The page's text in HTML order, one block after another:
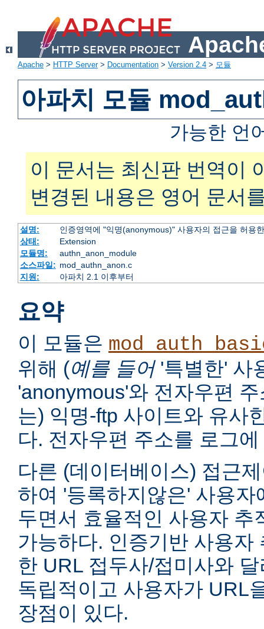
Apache > HTTP Server> Documentation > Version 2.4 > 모듈
아파치 모듈
가능한 언
이 문서는 최신판 번역이
변경된 내용은 영어 문서
설명:
인증영역에 "익명(anonymous)" 사용자의 접근을 허용
상태:
Extension
모듈명:
authn_anon_module
소스파일: mod_authn_anon.c
지원:
아파치 2.1 이후부터
요약
이 모듈은
위해 (예를 들어'특별한' 사
'anonymous'와 전자우편
는) 익명-ftp 사이트와 유사
다. 전자우편 주소를 로그
다른 (데이터베이스) 접근
하여 '등록하지않은' 사용
두면서 효율적인 사용자 추
가능하다. 인증기반 사용자
한 URL 접두사/접미사와
독립적이고 사용자가 URL
장점이 있다.